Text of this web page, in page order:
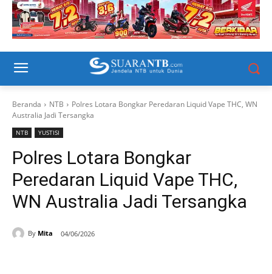
Beranda NTB
Polres Lotara Bongkar Peredaran Liquid Vape THC, WN
Australia Jadi Tersangka
NTB YUSTISI
Polres Lotara Bongkar
Peredaran Liquid Vape THC,
WN Australia Jadi Tersangka
By Mita 04/06/2026